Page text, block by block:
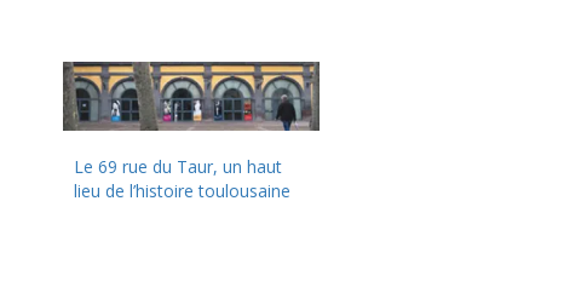
Le 69 rue du Taur, un haut
lieu de l’histoire toulousaine